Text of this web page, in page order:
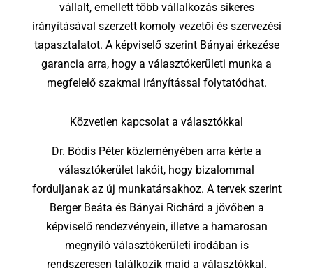
vállalt, emellett több vállalkozás sikeres
irányításával szerzett komoly vezetői és szervezési
tapasztalatot. A képviselő szerint Bányai érkezése
garancia arra, hogy a választókerületi munka a
megfelelő szakmai irányítással folytatódhat.
Közvetlen kapcsolat a választókkal
Dr. Bódis Péter közleményében arra kérte a
választókerület lakóit, hogy bizalommal
forduljanak az új munkatársakhoz. A tervek szerint
Berger Beáta és Bányai Richárd a jövőben a
képviselő rendezvényein, illetve a hamarosan
megnyíló választókerületi irodában is
rendszeresen találkozik majd a választókkal.